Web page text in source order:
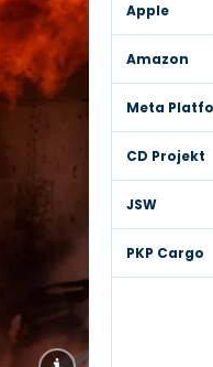
Apple
Amazon
Meta
CD Projekt
JSW
PKP Cargo